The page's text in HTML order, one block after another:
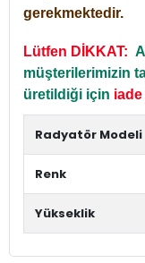
gerekmektedir.
Lütfen DİKKAT:
müşterilerimizin
üretildiği için
Radyatör Modeli
Renk
Yükseklik